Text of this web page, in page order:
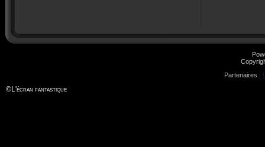
Partenaires :
©L'écran fantastique